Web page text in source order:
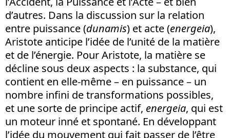
d’autres. Dans la discussion sur la relation
entre puissance (dunamis) et acte (energeia),
Aristote anticipe l’idée de l’unité de la matière
et de l’énergie. Pour Aristote, la matière se
décline sous deux aspects : la substance, qui
contient en elle-même – en puissance – un
nombre infini de transformations possibles,
et une sorte de principe actif, energeia, qui est
un moteur inné et spontané. En développant
l’idée du mouvement qui fait passer de l’être